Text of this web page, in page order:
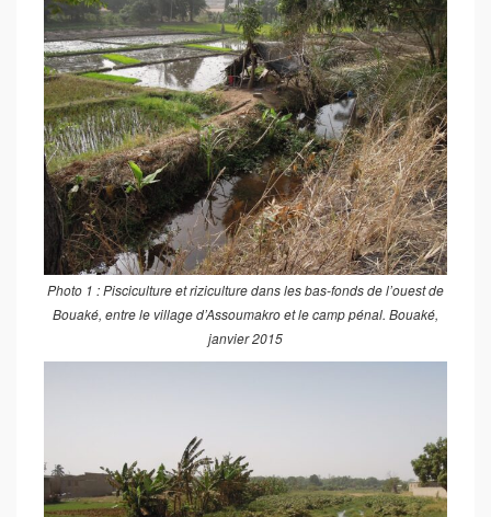
Photo 1 : Pisciculture et riziculture dans les bas-fonds de l’ouest de
Bouaké, entre le village d’Assoumakro et le camp pénal. Bouaké,
janvier 2015